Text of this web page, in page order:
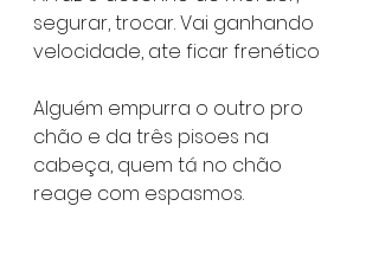
segurar, trocar. Vai ganhando
velocidade, ate ficar frenético
Alguém empurra o outro pro
chão e da três pisoes na
cabeça, quem tá no chão
reage com espasmos.